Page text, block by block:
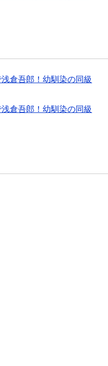
倉吾郎！幼馴染の同級
倉吾郎！幼馴染の同級